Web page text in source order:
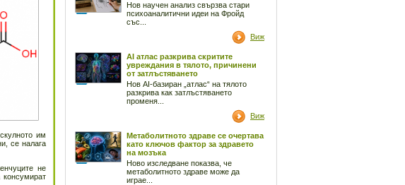
им
се налага
не
консумират
Нов научен анализ свързва стари
психоаналитични идеи на Фройд
със...
Виж
AI атлас разкрива скритите
увреждания в тялото, причинени
от затлъстяването
Нов AI-базиран „атлас“ на тялото
разкрива как затлъстяването
променя...
Виж
Метаболитното здраве се очертава
като ключов фактор за здравето
на мозъка
Ново изследване показва, че
метаболитното здраве може да
играе...